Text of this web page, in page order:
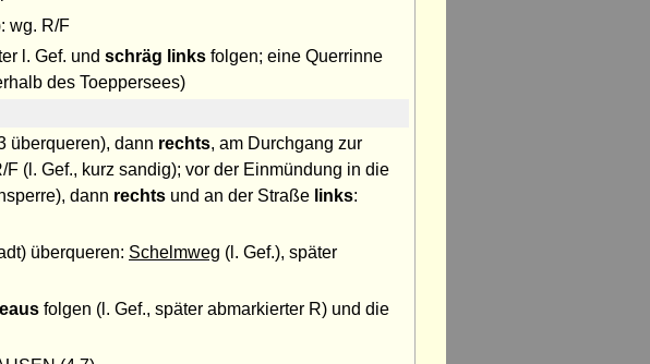
wg. R/F
l. Gef. und schräg links folgen; eine Querrinne
des Toeppersees)
überqueren), dann rechts, am Durchgang zur
F (l. Gef., kurz sandig); vor der Einmündung in die
dann rechts und an der Straße links:
überqueren: Schelmweg (l. Gef.), später
folgen (l. Gef., später abmarkierter R) und die